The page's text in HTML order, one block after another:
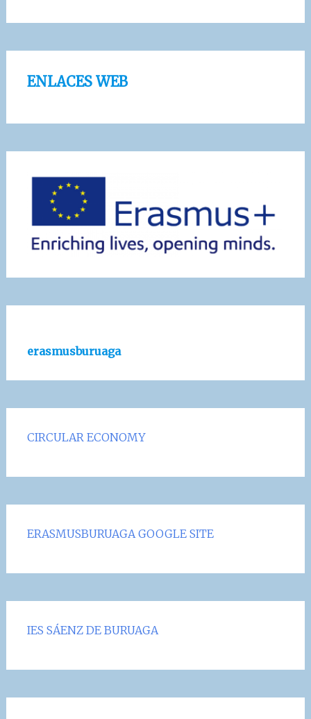
ENLACES WEB
erasmusburuaga
CIRCULAR ECONOMY
ERASMUSBURUAGA GOOGLE SITE
IES SÁENZ DE BURUAGA